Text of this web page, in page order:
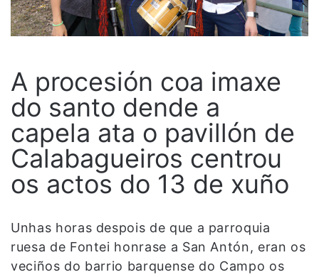
A procesión coa imaxe
do santo dende a
capela ata o pavillón de
Calabagueiros centrou
os actos do 13 de xuño
Unhas horas despois de que a parroquia
ruesa de Fontei honrase a San Antón, eran os
veciños do barrio barquense do Campo os